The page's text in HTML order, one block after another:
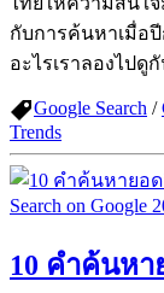
กับการค้นหาเมื่อ
อะไรเราลองไปดู
Google Search /
Trends
10 คำค้นหา